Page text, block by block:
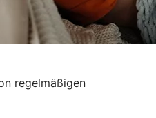
regelmäßigen